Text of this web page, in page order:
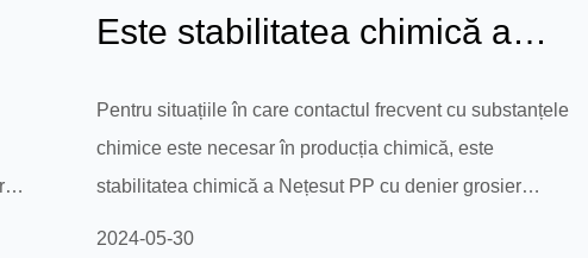
Este stabilitatea chimică a
materialului nețesut cu denier
g...
Pentru situațiile în care contactul frecvent cu substanțele
chimice este necesar în producția chimică, este
stabilitatea chimică a Nețesut PP cu denier grosier
2024-05-30